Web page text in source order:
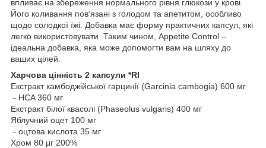
впливає на збереження нормального рівня глюкози у крові.
Його коливання пов'язані з голодом та апетитом, особливо
щодо солодкої їжі. Добавка має форму практичних капсул, які
легко використовувати. Таким чином, Appetite Control –
ідеальна добавка, яка може допомогти вам на шляху до
ваших цілей.
Харчова цінність 2 капсули *RI
Екстракт камбоджійської гарцинії (Garcinia cambogia) 600 мг
- HCA 360 мг
Екстракт білої квасолі (Phaseolus vulgaris) 400 мг
Яблучний оцет 100 мг
- оцтова кислота 35 мг
Хром 80 μг 200%